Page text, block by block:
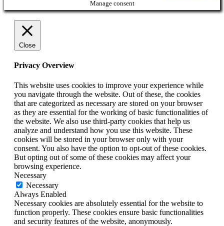
Manage consent
Close
Privacy Overview
This website uses cookies to improve your experience while
you navigate through the website. Out of these, the cookies
that are categorized as necessary are stored on your browser
as they are essential for the working of basic functionalities of
the website. We also use third-party cookies that help us
analyze and understand how you use this website. These
cookies will be stored in your browser only with your
consent. You also have the option to opt-out of these cookies.
But opting out of some of these cookies may affect your
browsing experience.
Necessary
Necessary
Always Enabled
Necessary cookies are absolutely essential for the website to
function properly. These cookies ensure basic functionalities
and security features of the website, anonymously.